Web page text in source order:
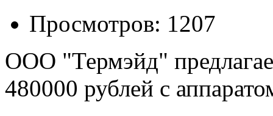
Просмотров: 1207
ООО "Термэйд"
480000 рублей с